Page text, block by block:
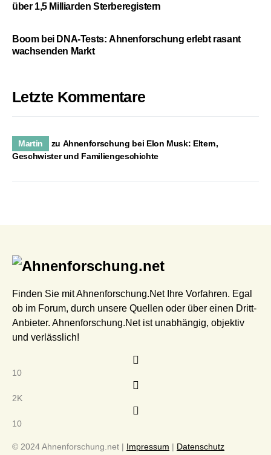
über 1,5 Milliarden Sterberegistern
Boom bei DNA-Tests: Ahnenforschung erlebt rasant
wachsenden Markt
Letzte Kommentare
Martin zu Ahnenforschung bei Elon Musk: Eltern,
Geschwister und Familiengeschichte
Finden Sie mit Ahnenforschung.Net Ihre Vorfahren. Egal
ob im Forum, durch unsere Quellen oder über einen Dritt-
Anbieter. Ahnenforschung.Net ist unabhängig, objektiv
und verlässlich!
10
2K
10
© 2024 Ahnenforschung.net | Impressum | Datenschutz